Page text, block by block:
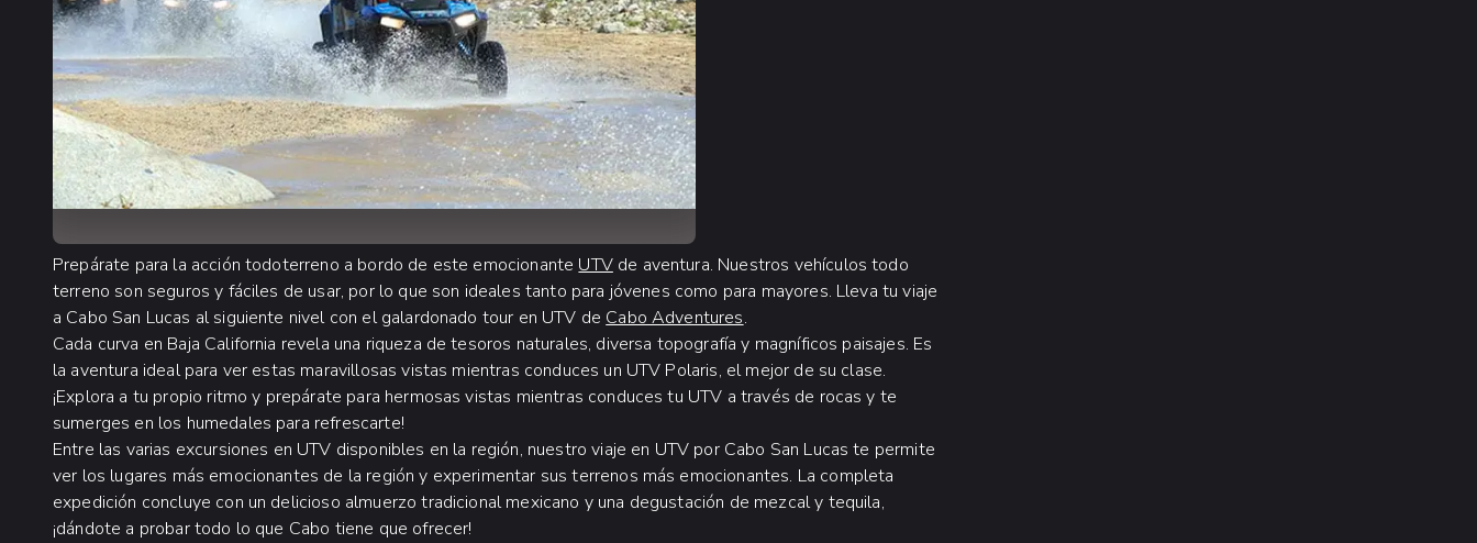
Prepárate para la acción todoterreno a bordo de este emocionante UTVde aventura. Nuestros vehículos todo
terreno son seguros y fáciles de usar, por lo que son ideales tanto para jóvenes como para mayores. Lleva tu viaje
a Cabo San Lucas al siguiente nivel con el galardonado tour en UTV de Cabo Adventures.
Cada curva en Baja California revela una riqueza de tesoros naturales, diversa topografía y magníficos paisajes. Es
la aventura ideal para ver estas maravillosas vistas mientras conduces un UTV Polaris, el mejor de su clase.
¡Explora a tu propio ritmo y prepárate para hermosas vistas mientras conduces tu UTV a través de rocas y te
sumerges en los humedales para refrescarte!
Entre las varias excursiones en UTV disponibles en la región, nuestro viaje en UTV por Cabo San Lucas te permite
ver los lugares más emocionantes de la región y experimentar sus terrenos más emocionantes. La completa
expedición concluye con un delicioso almuerzo tradicional mexicano y una degustación de mezcal y tequila,
¡dándote a probar todo lo que Cabo tiene que ofrecer!